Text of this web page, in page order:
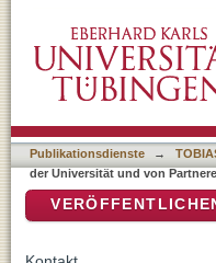
Autor "Neumair,
Publikationsdienste →
der Universität und von